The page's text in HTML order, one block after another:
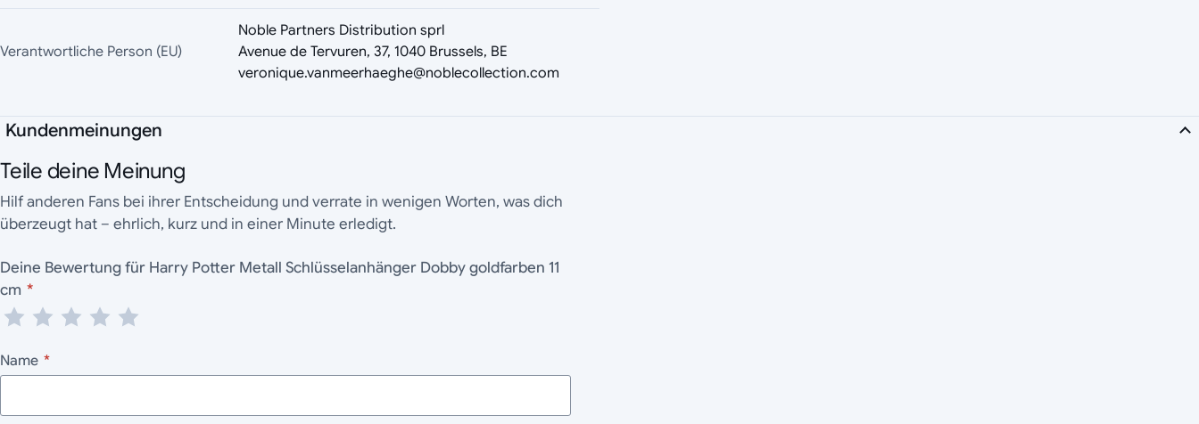
Verantwortliche Person (EU)
Noble Partners Distribution sprl
Avenue de Tervuren, 37, 1040 Brussels, BE
veronique.vanmeerhaeghe@noblecollection.com
Kundenmeinungen
Teile deine Meinung
Hilf anderen Fans bei ihrer Entscheidung und verrate in wenigen Worten, was dich
überzeugt hat – ehrlich, kurz und in einer Minute erledigt.
Deine Bewertung für Harry Potter Metall Schlüsselanhänger Dobby goldfarben 11
cm *
Name *